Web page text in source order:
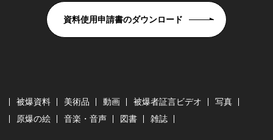
資料使用申請書のダウンロード
被爆資料 美術品 動画 被爆者証言ビデオ
写真
原爆の絵
音楽・音声 図書 雑誌